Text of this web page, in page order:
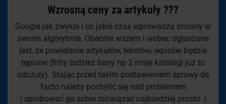
Wzrosną ceny za artykuły ???
Google jak zwykle i co jakiś czas wprowadza zmiany w
swoim algorytmie. Obecnie wszem i wobec ogłaszane
jest, że powielanie artykułów, tekstów, wpisów będzie
tępione (filtry tudzież bany np 2 moje katalogi już to
odczuły). Stając przed takim postawieniem sprawy de
facto należy pochylić się nad problemem
i spróbować go sobie rozwiązać najbardziej prosto i